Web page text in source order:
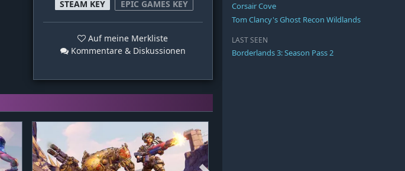
STEAM KEY EPIC GAMES KEY
Auf meine Merkliste
Kommentare & Diskussionen
Corsair Cove
Tom Clancy's Ghost Recon Wildlands
LAST SEEN
Borderlands 3: Season Pass 2